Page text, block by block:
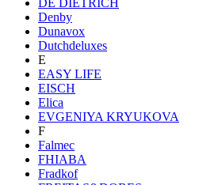
Denby
Dunavox
Dutchdeluxes
E
EASY LIFE
EISCH
Elica
EVGENIYA KRYUKOVA
F
Falmec
FHIABA
Fradkof